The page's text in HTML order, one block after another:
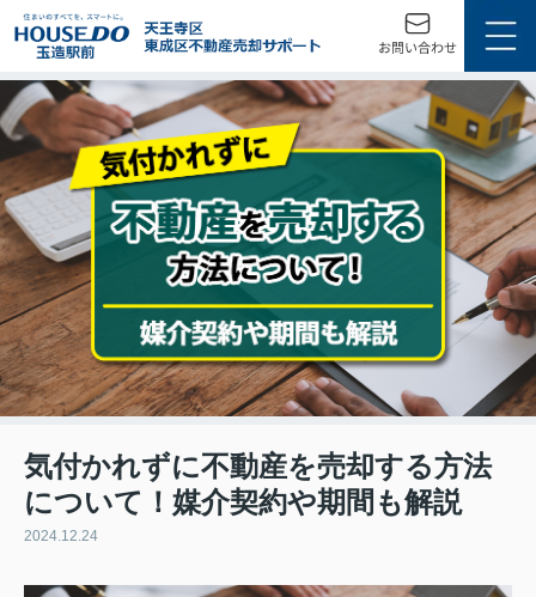
気付かれずに不動産を売却する方法
について！媒介契約や期間も解説
2024.12.24